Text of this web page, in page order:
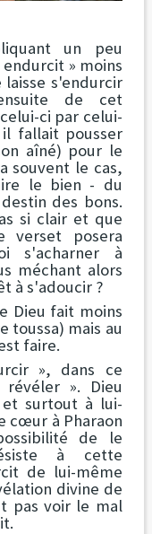
un peu
» moins
s'endurcir
de cet
ci par celui-
fallait pousser
aîné) pour le
souvent le cas,
le bien - du
des bons.
si clair et que
verset posera
s'acharner à
méchant alors
à s'adoucir ?
Dieu fait moins
toussa) mais au
faire.
», dans ce
». Dieu
surtout à lui-
cœur à Pharaon
de le
à cette
de lui-même
divine de
pas voir le mal